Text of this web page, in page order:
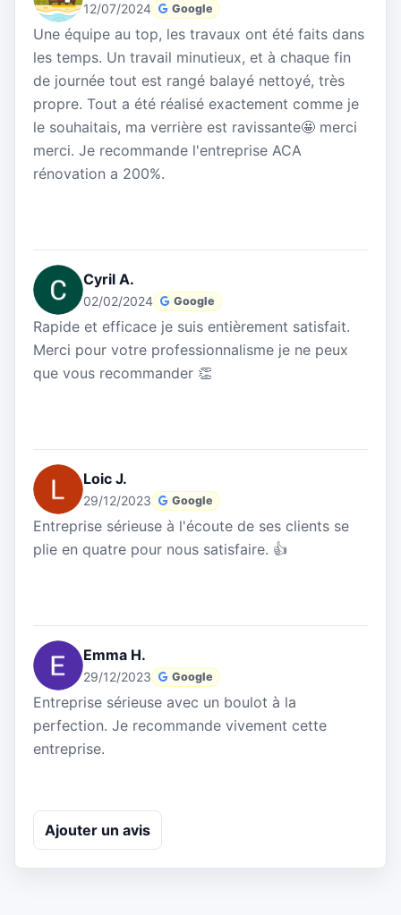
12/07/2024 Google
Une équipe au top, les travaux ont été faits dans
les temps. Un travail minutieux, et à chaque fin
de journée tout est rangé balayé nettoyé, très
propre. Tout a été réalisé exactement comme je
le souhaitais, ma verrière est ravissante🤩 merci
merci. Je recommande l'entreprise ACA
rénovation a 200%.
Cyril A.
02/02/2024 Google
Rapide et efficace je suis entièrement satisfait.
Merci pour votre professionnalisme je ne peux
que vous recommander 👏
Loic J.
29/12/2023 Google
Entreprise sérieuse à l'écoute de ses clients se
plie en quatre pour nous satisfaire. 👍
Emma H.
29/12/2023 Google
Entreprise sérieuse avec un boulot à la
perfection. Je recommande vivement cette
entreprise.
Ajouter un avis